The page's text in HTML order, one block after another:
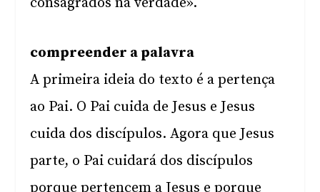
compreender a palavra
A primeira ideia do texto é a pertença
ao Pai. O Pai cuida de Jesus e Jesus
cuida dos discípulos. Agora que Jesus
parte, o Pai cuidará dos discípulos
porque pertencem a Jesus e porque